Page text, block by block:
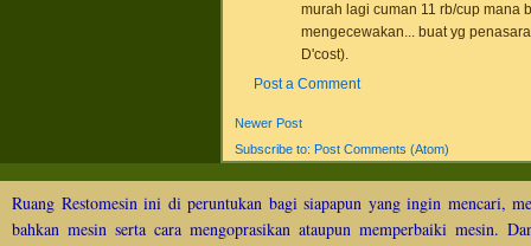
murah lagi cuman 11 rb/cup mana
mengecewakan... buat yg
D'cost).
Post a Comment
Newer Post
Subscribe to: Post Comments (Atom)
Ruang Restomesin ini di peruntukan bagi siapapun yang ingin mencari,
bahkan mesin serta cara mengoprasikan ataupun memperbaiki mesin.